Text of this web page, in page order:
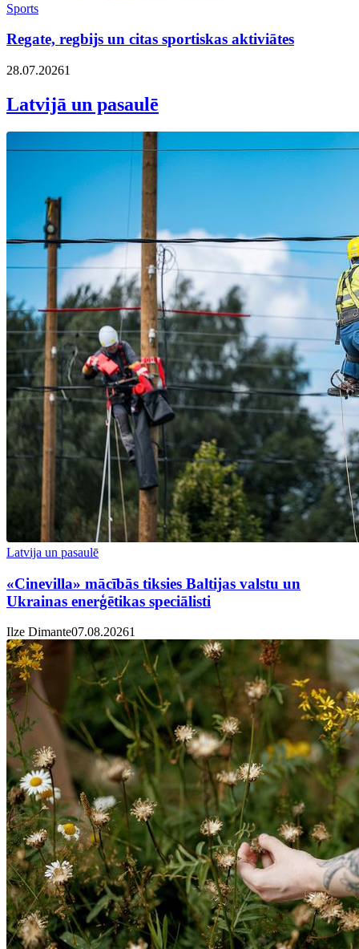
Sports
Regate, regbijs un citas sportiskas aktiviātes
28.07.20261
Latvijā un pasaulē
Latvija un pasaulē
«Cinevilla» mācībās tiksies Baltijas valstu un
Ukrainas enerģētikas speciālisti
Ilze Dimante07.08.20261